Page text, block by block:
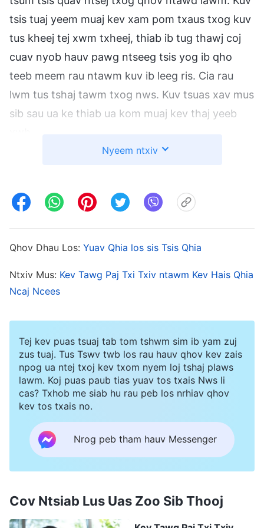
tsis tuaj yeem muaj kev xam pom txaus txog kuv
tus kheej tej xwm txheej, thiab ib tug thawj coj
cuav nyob hauv pawg ntseeg tsis yog ib qho
teeb meem rau ntawm kuv ib leeg ris. Cia rau
lwm tus tshaj tawm txog nws. Kuv tsuas xav mus
sib sau ua ke thiab ua kom muaj kev thaj yeeb
kuv tseem hnov muaj ib qho ua rau tsis kaj siab li.
ntuas raws li kev cim. Qhov ntawd yuav piam sij
rau cov kwv tij thiab cov nkauj muam yog tias
tsis muab hais tawm. Tom qab ntawd kuv tau
nyeem cov lus no los ntawm Vajtswv tias: “ Piv
txwv, muab xam hais tias muaj ib pab neeg uas
muaj ib tug coj lawv; yog hais tias tus neeg no
raug hu ua ib tug ‘thawj coj’ los sis ib tug ‘neeg
ua hauj lwm,’ lawv tes dej num hauv pab neeg
ntawd ho yog dab tsi?
(Tes dej num coj noj coj
coj thiab rau tag nrho pab neeg ntawd? Nws
cuam tshuam txog pab neeg ntawd txoj xub ke
Nyeem ntxiv
Qhov Dhau Los: Yuav Qhia los sis Tsis Qhia
Ntxiv Mus: Kev Tawg Paj Txi Txiv ntawm Kev Hais Qhia
Ncaj Ncees
Tej kev puas tsuaj tab tom tshwm sim ib yam zuj
zus tuaj. Tus Tswv twb los rau hauv qhov kev zais
npog ua ntej txoj kev txom nyem loj tshaj plaws
lawm. Koj puas paub tias yuav tos txais Nws li
cas? Txhob me siab hu rau peb los nrhiav qhov
kev tos txais no.
Nrog peb tham hauv Messenger
Cov Ntsiab Lus Uas Zoo Sib Thooj